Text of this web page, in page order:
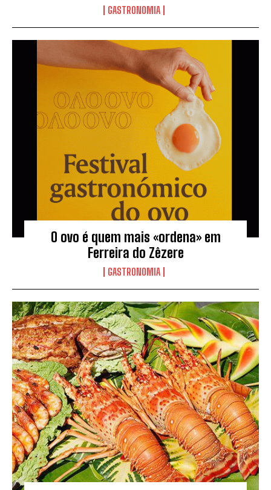
GASTRONOMIA
O ovo é quem mais «ordena» em
Ferreira do Zêzere
GASTRONOMIA